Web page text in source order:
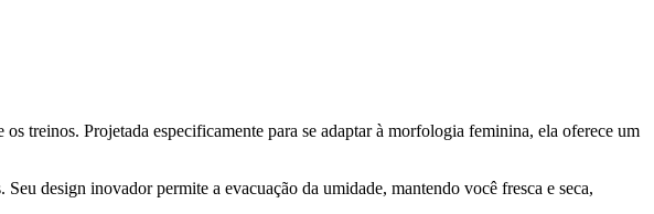
treinos. Projetada especificamente para se adaptar à morfologia feminina, ela oferece um
design inovador permite a evacuação da umidade, mantendo você fresca e seca,